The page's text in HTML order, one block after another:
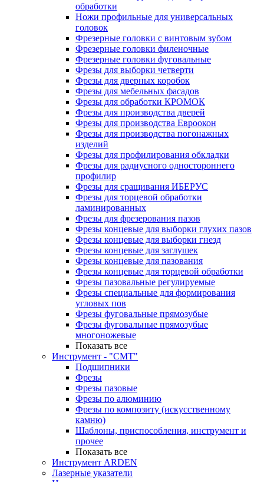
обработки
Ножи профильные для универсальных
головок
Фрезерные головки с винтовым зубом
Фрезерные головки филеночные
Фрезерные головки фуговальные
Фрезы для выборки четверти
Фрезы для дверных коробок
Фрезы для мебельных фасадов
Фрезы для обработки КРОМОК
Фрезы для производства дверей
Фрезы для производства Евроокон
Фрезы для производства погонажных
изделий
Фрезы для профилирования обкладки
Фрезы для радиусного одностороннего
профилир
Фрезы для сращивания ИБЕРУС
Фрезы для торцевой обработки
ламинированных
Фрезы для фрезерования пазов
Фрезы концевые для выборки глухих пазов
Фрезы концевые для выборки гнезд
Фрезы концевые для заглушек
Фрезы концевые для пазования
Фрезы концевые для торцевой обработки
Фрезы пазовальные регулируемые
Фрезы специальные для формирования
угловых пов
Фрезы фуговальные прямозубые
Фрезы фуговальные прямозубые
многоножевые
Показать все
Инструмент - "СМТ"
Подшипники
Фрезы
Фрезы пазовые
Фрезы по алюминию
Фрезы по композиту (искусственному
камню)
Шаблоны, приспособления, инструмент и
прочее
Показать все
Инструмент ARDEN
Лазерные указатели